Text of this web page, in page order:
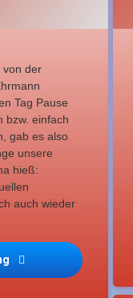
von der
Tag Pause
bzw. einfach
gab es also
unsere
hieß:
auch wieder
Kreativchallenge